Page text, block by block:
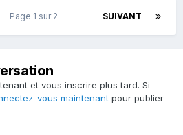
SUIVANT
Page 1 sur 2
et vous inscrire plus tard. Si
vous maintenant pour publier